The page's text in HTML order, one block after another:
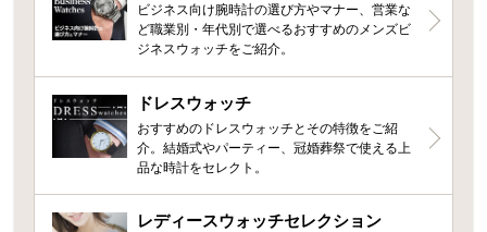
ビジネス向け腕時計の選び方やマナー、営業な
ど職業別・年代別で選べるおすすめのメンズビ
ジネスウォッチをご紹介。
ドレスウォッチ
おすすめのドレスウォッチとその特徴をご紹
介。結婚式やパーティー、冠婚葬祭で使える上
品な時計をセレクト。
レディースウォッチセレクション